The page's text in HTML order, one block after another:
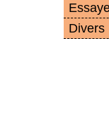
Divers